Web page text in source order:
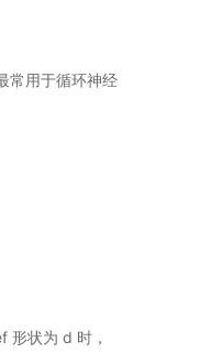
常用于循环神经
形状为 d 时，